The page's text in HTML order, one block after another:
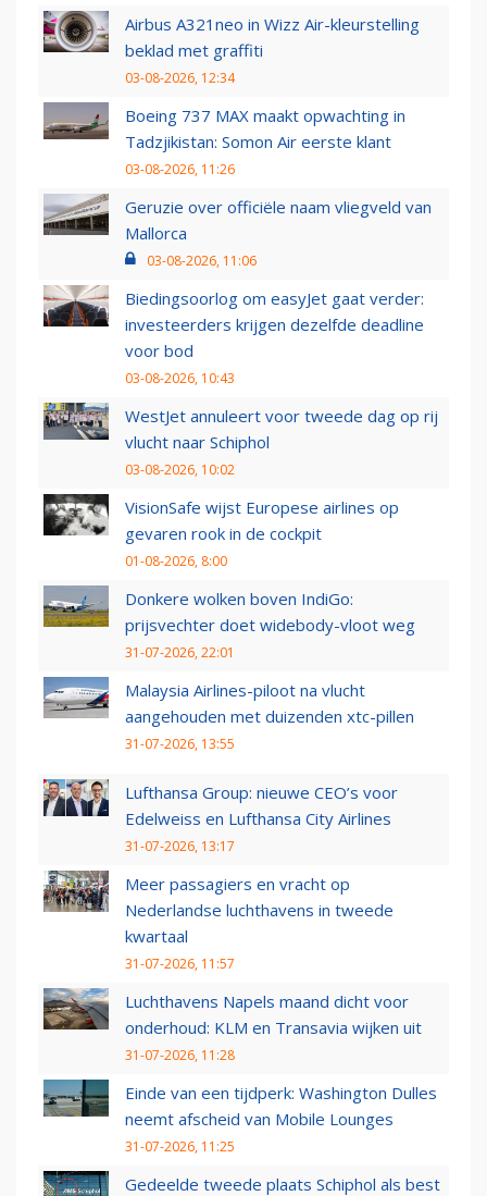
Airbus A321neo in Wizz Air-kleurstelling
beklad met graffiti
03-08-2026, 12:34
Boeing 737 MAX maakt opwachting in
Tadzjikistan: Somon Air eerste klant
03-08-2026, 11:26
Geruzie over officiële naam vliegveld van
Mallorca
03-08-2026, 11:06
Biedingsoorlog om easyJet gaat verder:
investeerders krijgen dezelfde deadline
voor bod
03-08-2026, 10:43
WestJet annuleert voor tweede dag op rij
vlucht naar Schiphol
03-08-2026, 10:02
VisionSafe wijst Europese airlines op
gevaren rook in de cockpit
01-08-2026, 8:00
Donkere wolken boven IndiGo:
prijsvechter doet widebody-vloot weg
31-07-2026, 22:01
Malaysia Airlines-piloot na vlucht
aangehouden met duizenden xtc-pillen
31-07-2026, 13:55
Lufthansa Group: nieuwe CEO’s voor
Edelweiss en Lufthansa City Airlines
31-07-2026, 13:17
Meer passagiers en vracht op
Nederlandse luchthavens in tweede
kwartaal
31-07-2026, 11:57
Luchthavens Napels maand dicht voor
onderhoud: KLM en Transavia wijken uit
31-07-2026, 11:28
Einde van een tijdperk: Washington Dulles
neemt afscheid van Mobile Lounges
31-07-2026, 11:25
Gedeelde tweede plaats Schiphol als best